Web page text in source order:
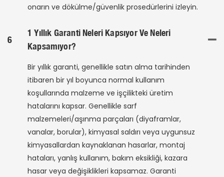
onarın ve dökülme/güvenlik prosedürlerini izleyin.
6
1 Yıllık Garanti Neleri Kapsıyor Ve Neleri
Kapsamıyor?
Bir yıllık garanti, genellikle satın alma tarihinden
itibaren bir yıl boyunca normal kullanım
koşullarında malzeme ve işçilikteki üretim
hatalarını kapsar. Genellikle sarf
malzemeleri/aşınma parçaları (diyaframlar,
vanalar, borular), kimyasal saldırı veya uygunsuz
kimyasallardan kaynaklanan hasarlar, montaj
hataları, yanlış kullanım, bakım eksikliği, kazara
hasar veya değişiklikleri kapsamaz. Garanti